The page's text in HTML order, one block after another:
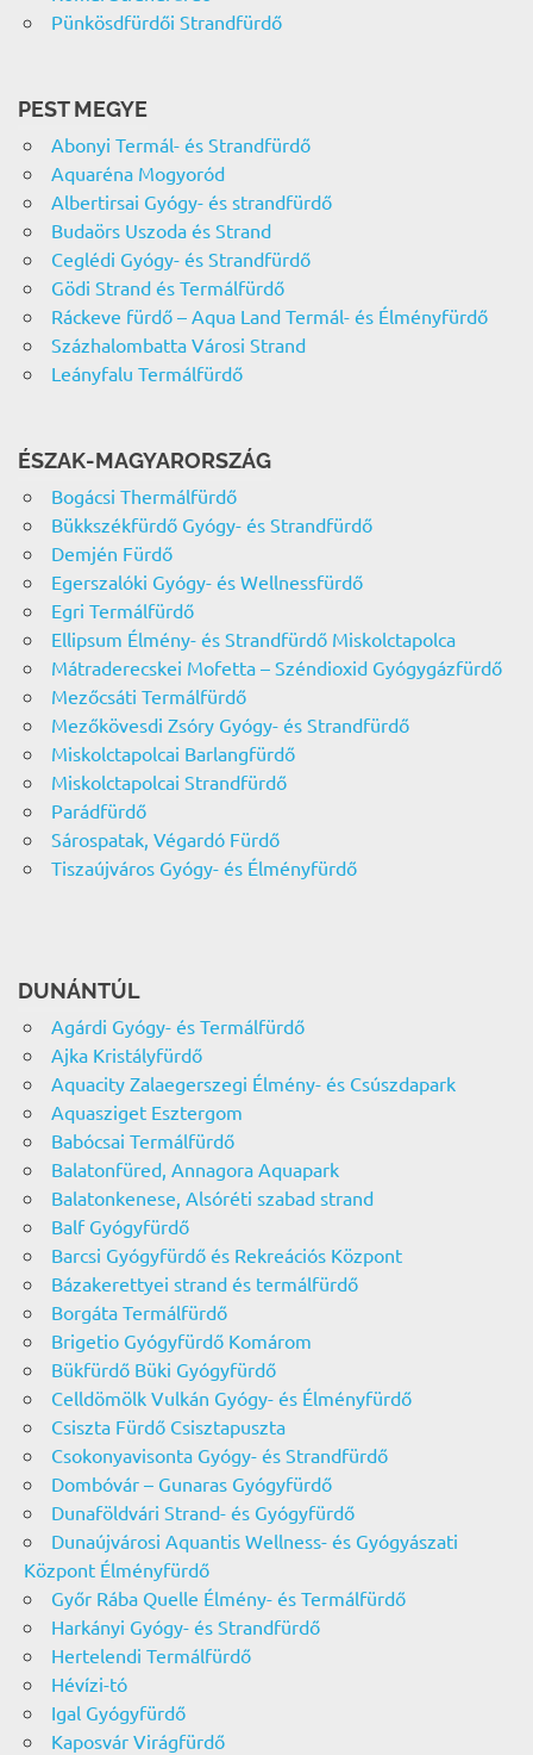
Pünkösdfürdői Strandfürdő
PEST MEGYE
Abonyi Termál- és Strandfürdő
Aquaréna Mogyoród
Albertirsai Gyógy- és strandfürdő
Budaörs Uszoda és Strand
Ceglédi Gyógy- és Strandfürdő
Gödi Strand és Termálfürdő
Ráckeve fürdő – Aqua Land Termál- és Élményfürdő
Százhalombatta Városi Strand
Leányfalu Termálfürdő
ÉSZAK-MAGYARORSZÁG
Bogácsi Thermálfürdő
Bükkszékfürdő Gyógy- és Strandfürdő
Demjén Fürdő
Egerszalóki Gyógy- és Wellnessfürdő
Egri Termálfürdő
Ellipsum Élmény- és Strandfürdő Miskolctapolca
Mátraderecskei Mofetta – Széndioxid Gyógygázfürdő
Mezőcsáti Termálfürdő
Mezőkövesdi Zsóry Gyógy- és Strandfürdő
Miskolctapolcai Barlangfürdő
Miskolctapolcai Strandfürdő
Parádfürdő
Sárospatak, Végardó Fürdő
Tiszaújváros Gyógy- és Élményfürdő
DUNÁNTÚL
Agárdi Gyógy- és Termálfürdő
Ajka Kristályfürdő
Aquacity Zalaegerszegi Élmény- és Csúszdapark
Aquasziget Esztergom
Babócsai Termálfürdő
Balatonfüred, Annagora Aquapark
Balatonkenese, Alsóréti szabad strand
Balf Gyógyfürdő
Barcsi Gyógyfürdő és Rekreációs Központ
Bázakerettyei strand és termálfürdő
Borgáta Termálfürdő
Brigetio Gyógyfürdő Komárom
Bükfürdő Büki Gyógyfürdő
Celldömölk Vulkán Gyógy- és Élményfürdő
Csiszta Fürdő Csisztapuszta
Csokonyavisonta Gyógy- és Strandfürdő
Dombóvár – Gunaras Gyógyfürdő
Dunaföldvári Strand- és Gyógyfürdő
Dunaújvárosi Aquantis Wellness- és Gyógyászati
Központ Élményfürdő
Győr Rába Quelle Élmény- és Termálfürdő
Harkányi Gyógy- és Strandfürdő
Hertelendi Termálfürdő
Hévízi-tó
Igal Gyógyfürdő
Kaposvár Virágfürdő